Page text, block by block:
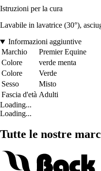
Istruzioni per la cura
Lavabile in lavatrice (30°),
Informazioni aggiuntive
Marchio
Premier Equine
Colore
verde menta
Colore
Verde
Sesso
Misto
Fascia d'età Adulti
Loading...
Loading...
Tutte le nostre